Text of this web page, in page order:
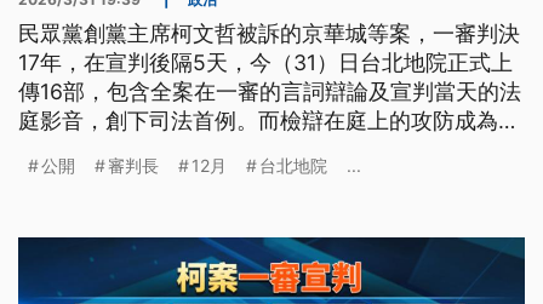
民眾黨創黨主席柯文哲被訴的京華城等案，一審判決
17年，在宣判後隔5天，今（31）日台北地院正式上
傳16部，包含全案在一審的言詞辯論及宣判當天的法
庭影音，創下司法首例。而檢辯在庭上的攻防成為焦
斷。
公開 審判長 12月 台北地院 ...